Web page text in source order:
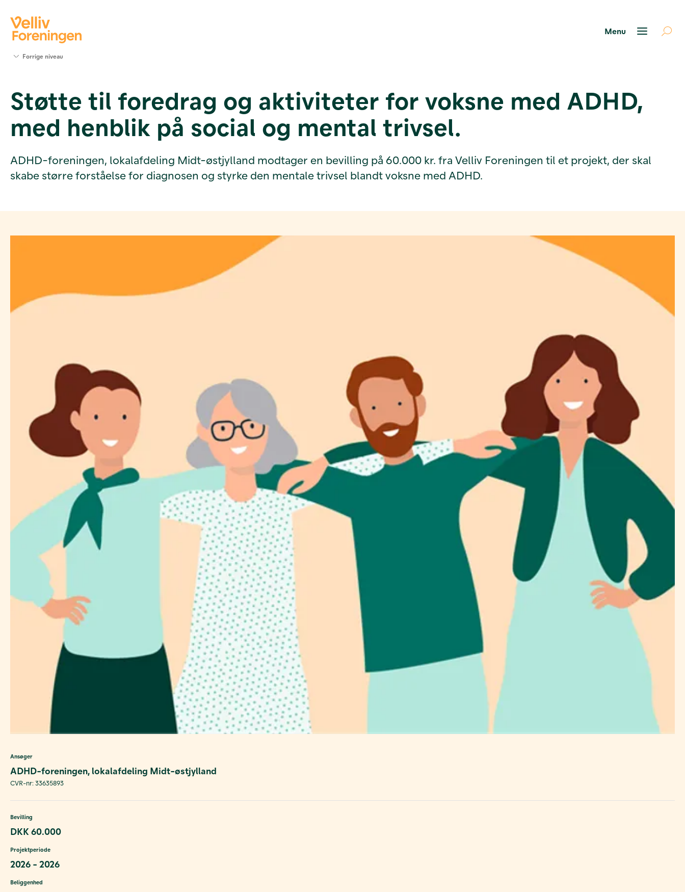
Værktøjer
og viden
Foreningen
Forrige niveau
Støtte til foredrag og aktiviteter for voksne med ADHD,
med henblik på social og mental trivsel.
ADHD-foreningen, lokalafdeling Midt-østjylland modtager en bevilling på 60.000 kr. fra Velliv Foreningen til et projekt, der skal
skabe større forståelse for diagnosen og styrke den mentale trivsel blandt voksne med ADHD.
Ansøger
ADHD-foreningen, lokalafdeling Midt-østjylland
CVR-nr: 33635893
Bevilling
DKK 60.000
Projektperiode
2026 - 2026
Beliggenhed